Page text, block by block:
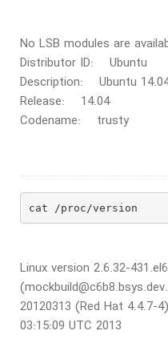
No LSB modules are
Distributor ID: Ubuntu
Description: Ubuntu
Release: 14.04
Codename: trusty
cat /proc/version
Linux version 2.6.32-
20120313 (Red Hat 4.4.7-
03:15:09 UTC 2013